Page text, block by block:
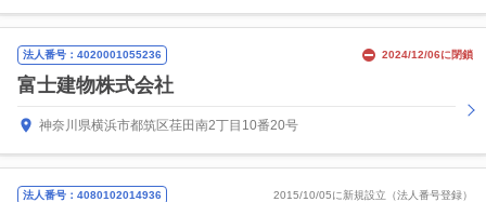
法人番号：4020001055236 2024/12/06に閉鎖
富士建物株式会社
神奈川県横浜市都筑区荏田南2丁目10番20号
法人番号：4080102014936 2015/10/05に新規設立（法人番号登録）